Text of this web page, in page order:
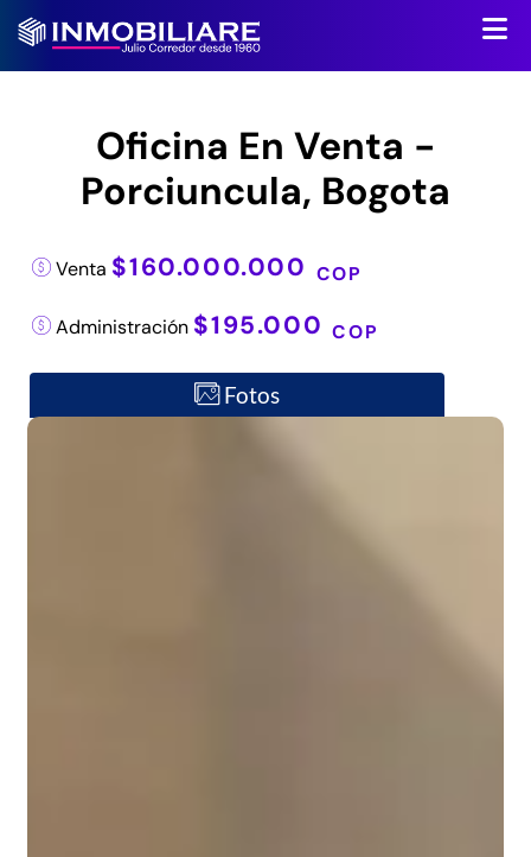
Oficina En Venta -
Porciuncula, Bogota
Venta $160.000.000 COP
Administración $195.000COP
Fotos